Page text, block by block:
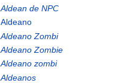
Aldean de NPC
Aldeano
Aldeano Zombi
Aldeano Zombie
Aldeano zombi
Aldeanos